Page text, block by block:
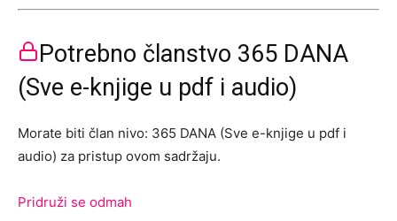
Potrebno članstvo 365 DANA
(Sve e-knjige u pdf i audio)
Morate biti član nivo: 365 DANA (Sve e-knjige u pdf i
audio) za pristup ovom sadržaju.
Pridruži se odmah